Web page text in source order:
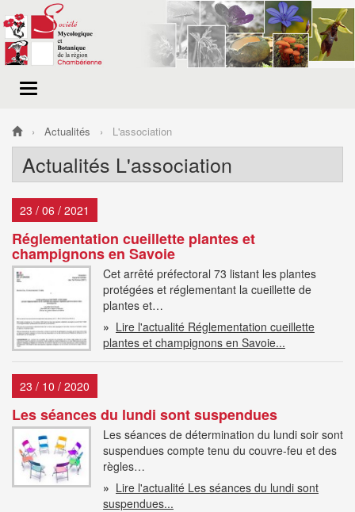
Menu
Actualités L'association
Actualités L'association
23 / 06 / 2021
Réglementation cueillette plantes et
champignons en Savoie
Cet arrêté préfectoral 73 listant les plantes
protégées et réglementant la cueillette de
plantes et…
» Lire l'actualité Réglementation cueillette
plantes et champignons en Savoie...
23 / 10 / 2020
Les séances du lundi sont suspendues
Les séances de détermination du lundi soir sont
suspendues compte tenu du couvre-feu et des
règles…
» Lire l'actualité Les séances du lundi sont
suspendues...